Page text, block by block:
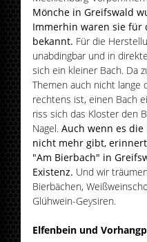
Mönche in Greifswald
Immerhin waren sie für
bekannt. Für die
unabdingbar und in
sich ein kleiner Bach. Da
Themen auch nicht lange
rechtens ist, einen Bach
riss sich das Kloster den
Nagel.Auch wenn es
nicht mehr gibt,
"Am Bierbach" in
Existenz. Und wir
Bierbächen,
Glühwein-Geysiren.
Elfenbein und